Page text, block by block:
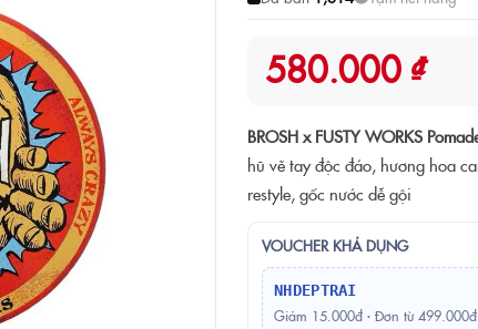
580.000 ₫
BROSH x FUSTY WORKS
hũ vẽ tay độc đáo, hương hoa
restyle, gốc nước dễ gội
VOUCHER KHẢ DỤNG
NHDEPTRAI
Giảm 15.000đ · Đơn từ 499.000đ